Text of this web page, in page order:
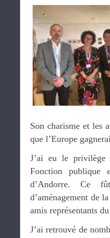
Son charisme et les
que l’Europe
J’ai eu le privilège
Fonction publique
d’Andorre. Ce
d’aménagement de
amis représentants
J’ai retrouvé de